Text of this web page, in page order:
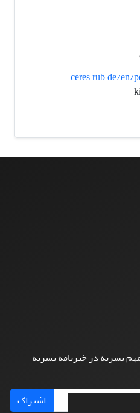
ceres.rub.de/en/
نشریه در خبرنامه نشریه
اشتراک